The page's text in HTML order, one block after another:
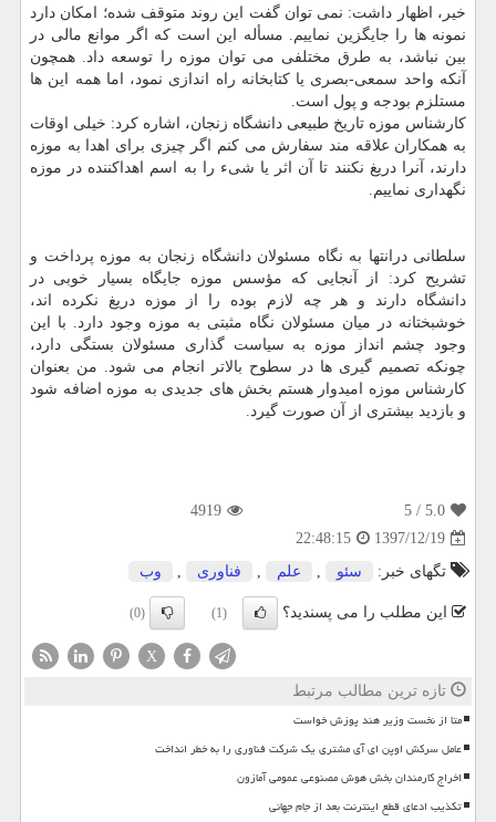
خیر، اظهار داشت: نمی توان گفت این روند متوقف شده؛ امكان دارد
نمونه ها را جایگزین نماییم. مسأله این است كه اگر موانع مالی در
بین نباشد، به طرق مختلفی می توان موزه را توسعه داد. همچون
آنكه واحد سمعی-بصری یا كتابخانه راه اندازی نمود، اما همه این ها
مستلزم بودجه و پول است.
كارشناس موزه تاریخ طبیعی دانشگاه زنجان، اشاره كرد: خیلی اوقات
به همكاران علاقه مند سفارش می كنم اگر چیزی برای اهدا به موزه
دارند، آنرا دریغ نكنند تا آن اثر یا شیء را به اسم اهداكننده در موزه
نگهداری نماییم.
سلطانی درانتها به نگاه مسئولان دانشگاه زنجان به موزه پرداخت و
تشریح كرد: از آنجایی كه مؤسس موزه جایگاه بسیار خوبی در
دانشگاه دارند و هر چه لازم بوده را از موزه دریغ نكرده اند،
خوشبختانه در میان مسئولان نگاه مثبتی به موزه وجود دارد. با این
وجود چشم انداز موزه به سیاست گذاری مسئولان بستگی دارد،
چونكه تصمیم گیری ها در سطوح بالاتر انجام می شود. من بعنوان
كارشناس موزه امیدوار هستم بخش های جدیدی به موزه اضافه شود
و بازدید بیشتری از آن صورت گیرد.
5.0
/ 5
4919
1397/12/19
22:48:15
تگهای خبر:
سئو , علم , فناوری , وب
این مطلب را می پسندید؟ (1)
(0)
X
تازه ترین مطالب مرتبط
متا از نخست وزیر هند پوزش خواست
عامل سرکش اوپن ای آی مشتری یک شرکت فناوری را به خطر انداخت
اخراج کارمندان بخش هوش مصنوعی عمومی آمازون
تکذیب ادعای قطع اینترنت بعد از جام جهانی